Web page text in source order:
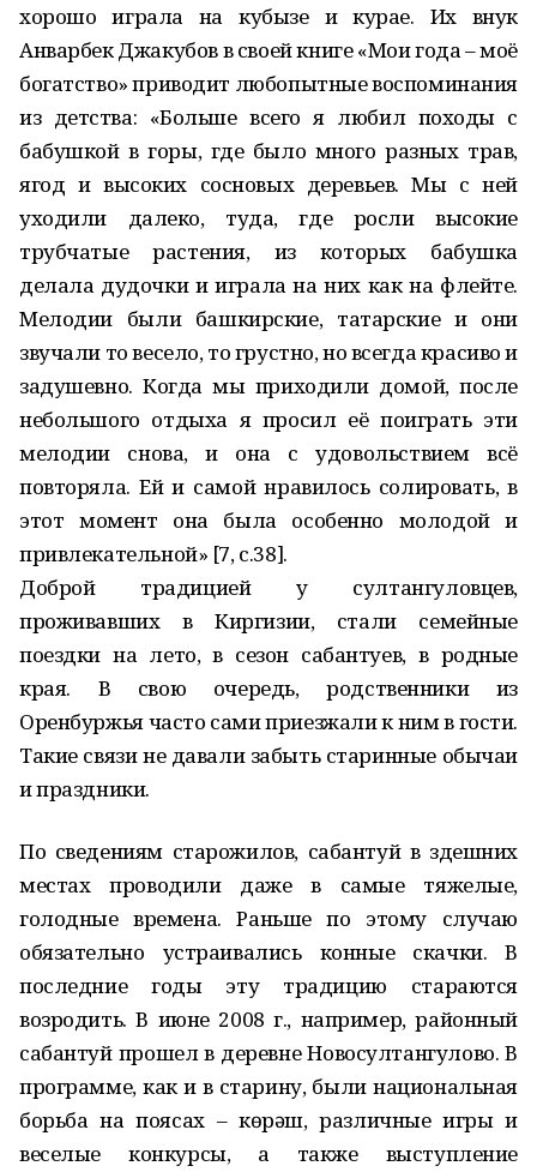
хорошо играла на кубызе и курае. Их внук
Анварбек Джакубов в своей книге «Мои года – моё
богатство» приводит любопытные воспоминания
из детства: «Больше всего я любил походы с
бабушкой в горы, где было много разных трав,
ягод и высоких сосновых деревьев. Мы с ней
уходили далеко, туда, где росли высокие
трубчатые растения, из которых бабушка
делала дудочки и играла на них как на флейте.
Мелодии были башкирские, татарские и они
звучали то весело, то грустно, но всегда красиво и
задушевно. Когда мы приходили домой, после
небольшого отдыха я просил её поиграть эти
мелодии снова, и она с удовольствием всё
повторяла. Ей и самой нравилось солировать, в
этот момент она была особенно молодой и
привлекательной» [7, с.38].
Доброй традицией у султангуловцев,
проживавших в Киргизии, стали семейные
поездки на лето, в сезон сабантуев, в родные
края. В свою очередь, родственники из
Оренбуржья часто сами приезжали к ним в гости.
Такие связи не давали забыть старинные обычаи
и праздники.
По сведениям старожилов, сабантуй в здешних
местах проводили даже в самые тяжелые,
голодные времена. Раньше по этому случаю
обязательно устраивались конные скачки. В
последние годы эту традицию стараются
возродить. В июне 2008 г., например, районный
сабантуй прошел в деревне Новосултангулово. В
программе, как и в старину, были национальная
борьба на поясах – көрәш, различные игры и
веселые конкурсы, а также выступление